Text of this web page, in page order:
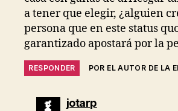
a tener que elegir, ¿alguien
persona que en este status
garantizado apostará por la
RESPONDER POR EL AUTOR DE LA
jotarpdice: